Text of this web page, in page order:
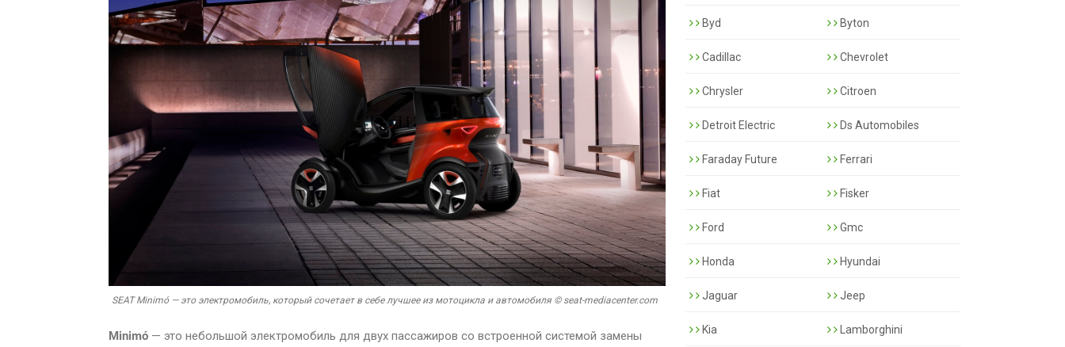
SEAT Minimó — это электромобиль, который сочетает в себе лучшее из мотоцикла и автомобиля © seat-mediacenter.com
Minimó — это небольшой электромобиль для двух пассажиров со встроенной системой замены
Byd Byton
Cadillac Chevrolet
Chrysler Citroen
Detroit Electric Ds Automobiles
Faraday Future Ferrari
Fiat Fisker
Ford Gmc
Honda Hyundai
Jaguar Jeep
Kia Lamborghini